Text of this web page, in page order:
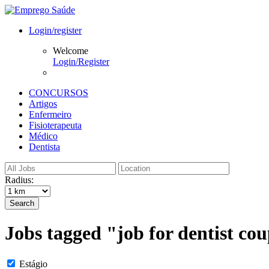
Login/register
Welcome
Login/Register
CONCURSOS
Artigos
Enfermeiro
Fisioterapeuta
Médico
Dentista
Radius:
Search
Jobs tagged "job for dentist
Estágio